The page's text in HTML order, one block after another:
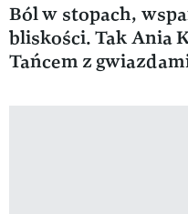
Ból w stopach,
bliskości. Tak Ania
Tańcem z